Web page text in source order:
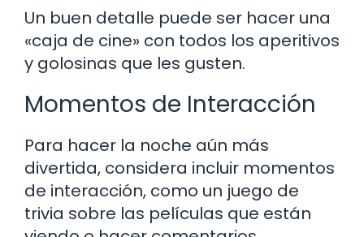
Un buen detalle puede ser hacer una
«caja de cine» con todos los aperitivos
y golosinas que les gusten.
Momentos de Interacción
Para hacer la noche aún más
divertida, considera incluir momentos
de interacción, como un juego de
trivia sobre las películas que están